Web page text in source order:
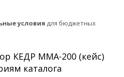
условия для бюджетных
КЕДР MMA-200 (кейс)
каталога